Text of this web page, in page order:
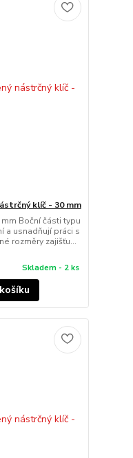
klíč - 30 mm
Boční části typu
a usnadňují práci s
rozměry zajišťu...
Skladem - 2 ks